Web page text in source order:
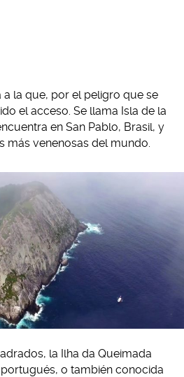
a la que, por el peligro que se
el acceso. Se llama Isla de la
en San Pablo, Brasil, y
más venenosas del mundo.
la Ilha da Queimada
o también conocida